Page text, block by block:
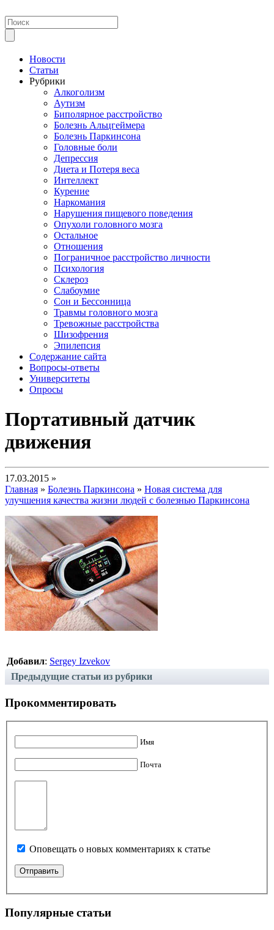
Новости
Статьи
Рубрики
Алкоголизм
Аутизм
Биполярное расстройство
Болезнь Альцгеймера
Болезнь Паркинсона
Головные боли
Депрессия
Диета и Потеря веса
Интеллект
Курение
Наркомания
Нарушения пищевого поведения
Опухоли головного мозга
Остальное
Отношения
Пограничное расстройство личности
Психология
Склероз
Слабоумие
Сон и Бессонница
Травмы головного мозга
Тревожные расстройства
Шизофрения
Эпилепсия
Содержание сайта
Вопросы-ответы
Университеты
Опросы
Портативный датчик
движения
17.03.2015 »
Главная » Болезнь Паркинсона » Новая система для
улучшения качества жизни людей с болезнью Паркинсона
Добавил: Sergey Izvekov
Предыдущие статьи из рубрики
Прокомментировать
Имя
Почта
Оповещать о новых комментариях к статье
Популярные статьи